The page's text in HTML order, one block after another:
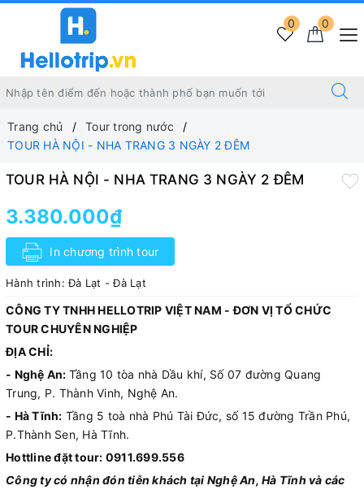
0
0
Trang chủ
Tour trong nước
TOUR HÀ NỘI - NHA TRANG 3 NGÀY 2 ĐÊM
TOUR HÀ NỘI - NHA TRANG 3 NGÀY 2 ĐÊM
3.380.000₫
In chương trình tour
Hành trình: Đà Lạt - Đà Lạt
CÔNG TY TNHH HELLOTRIP VIỆT NAM - ĐƠN VỊ TỔ CHỨC
TOUR CHUYÊN NGHIỆP
ĐỊA CHỈ:
- Nghệ An: Tầng 10 tòa nhà Dầu khí, Số 07 đường Quang
Trung, P. Thành Vinh, Nghệ An.
- Hà Tĩnh: Tầng 5 toà nhà Phú Tài Đức, số 15 đường Trần Phú,
P.Thành Sen, Hà Tĩnh.
Hottline đặt tour: 0911.699.556
Công ty có nhận đón tiễn khách tại Nghệ An, Hà Tĩnh và các